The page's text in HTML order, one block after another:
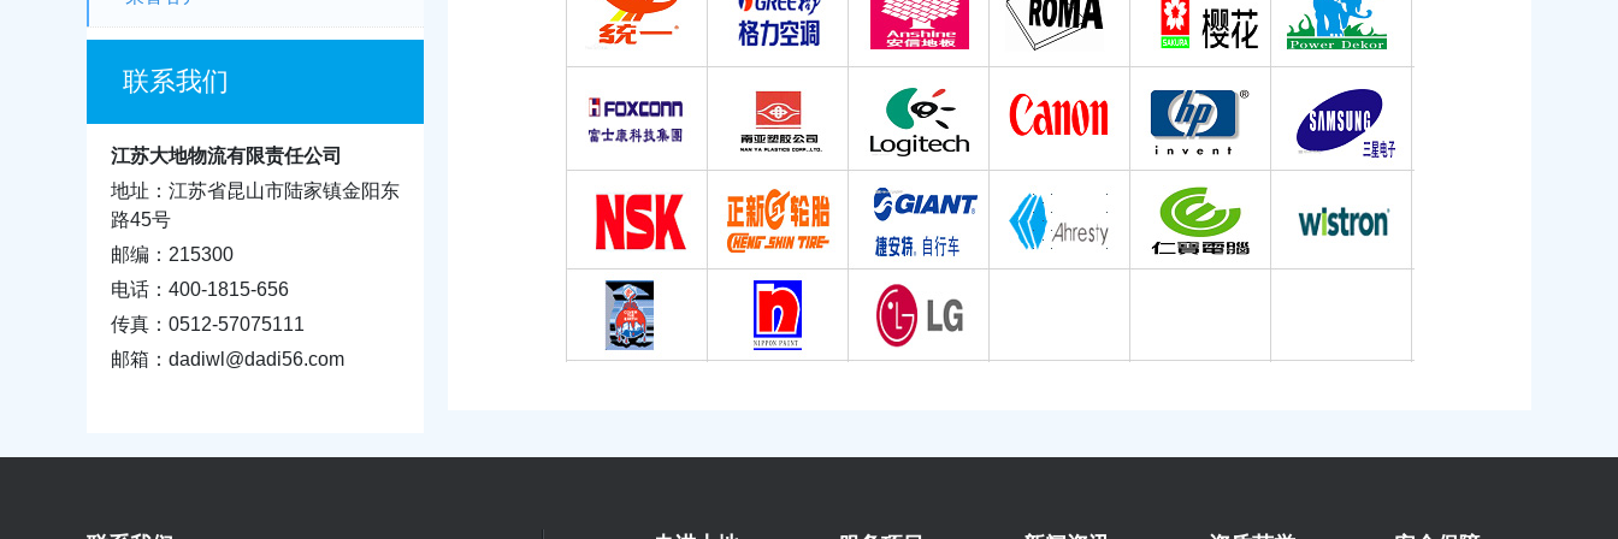
联系我们
江苏大地物流有限责任公司
地址：江苏省昆山市陆家镇金阳东
路45号
邮编：215300
电话：400-1815-656
传真：0512-57075111
邮箱：dadiwl@dadi56.com